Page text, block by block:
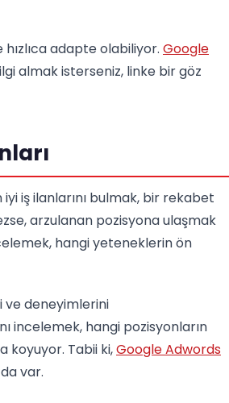
adapte olabiliyor. Google
almak isterseniz, linke bir göz
iş ilanlarını bulmak, bir rekabet
arzulanan pozisyona ulaşmak
hangi yeteneklerin ön
ve deneyimlerini
incelemek, hangi pozisyonların
koyuyor. Tabii ki,Google Adwords
var.